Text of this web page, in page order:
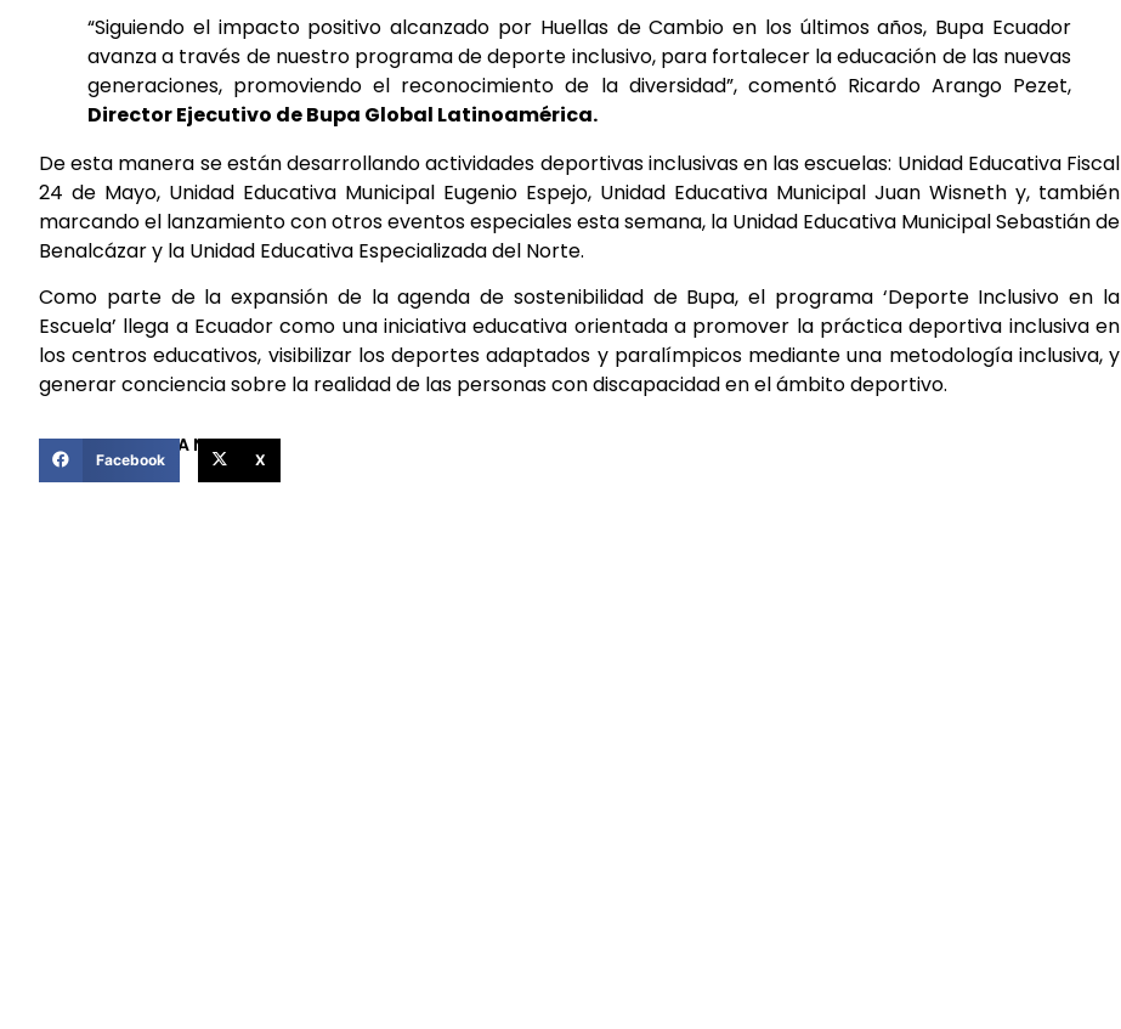
“Siguiendo el impacto positivo alcanzado por Huellas de Cambio en los últimos años, Bupa Ecuador
avanza a través de nuestro programa de deporte inclusivo, para fortalecer la educación de las nuevas
generaciones, promoviendo el reconocimiento de la diversidad”, comentó Ricardo Arango Pezet,
Director Ejecutivo de Bupa Global Latinoamérica.
De esta manera se están desarrollando actividades deportivas inclusivas en las escuelas: Unidad Educativa Fiscal
24 de Mayo, Unidad Educativa Municipal Eugenio Espejo, Unidad Educativa Municipal Juan Wisneth y, también
marcando el lanzamiento con otros eventos especiales esta semana, la Unidad Educativa Municipal Sebastián de
Benalcázar y la Unidad Educativa Especializada del Norte.
Como parte de la expansión de la agenda de sostenibilidad de Bupa, el programa ‘Deporte Inclusivo en la
Escuela’ llega a Ecuador como una iniciativa educativa orientada a promover la práctica deportiva inclusiva en
los centros educativos, visibilizar los deportes adaptados y paralímpicos mediante una metodología inclusiva, y
generar conciencia sobre la realidad de las personas con discapacidad en el ámbito deportivo.
COMPARTIR ESTA NOTICIA
Facebook X